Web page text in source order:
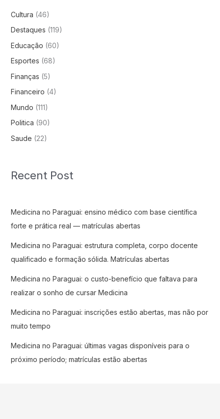
Cultura (46)
Destaques (119)
Educação (60)
Esportes (68)
Finanças (5)
Financeiro (4)
Mundo (111)
Politica (90)
Saude (22)
Recent Post
Medicina no Paraguai: ensino médico com base científica
forte e prática real — matrículas abertas
Medicina no Paraguai: estrutura completa, corpo docente
qualificado e formação sólida. Matrículas abertas
Medicina no Paraguai: o custo-benefício que faltava para
realizar o sonho de cursar Medicina
Medicina no Paraguai: inscrições estão abertas, mas não por
muito tempo
Medicina no Paraguai: últimas vagas disponíveis para o
próximo período; matrículas estão abertas